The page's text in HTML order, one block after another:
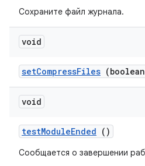
Сохраните файл журнала.
void
setCompressFiles
void
testModuleEnded ()
Сообщается о завершении